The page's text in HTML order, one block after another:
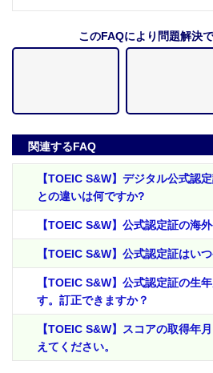
このFAQにより問題解決
関連するFAQ
【TOEIC S&W】デジタル公式認
との違いは何ですか?
【TOEIC S&W】公式認定証の海
【TOEIC S&W】公式認定証はい
【TOEIC S&W】公式認定証の生
す。訂正できますか？
【TOEIC S&W】スコアの取得年
えてください。